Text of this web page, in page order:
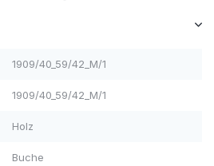
1909/40_59/42_M/1
1909/40_59/42_M/1
Holz
Buche